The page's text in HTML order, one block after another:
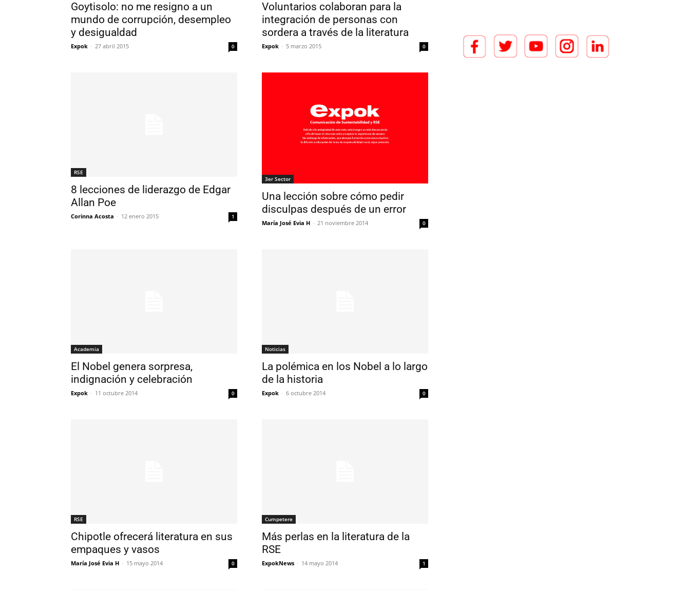
Goytisolo: no me resigno a un
mundo de corrupción, desempleo
y desigualdad
Expok - 27 abril 2015 0
Voluntarios colaboran para la
integración de personas con
sordera a través de la literatura
Expok - 5 marzo 2015 0
RSE
8 lecciones de liderazgo de Edgar
Allan Poe
Corinna Acosta - 12 enero 2015 1
3er Sector
Una lección sobre cómo pedir
disculpas después de un error
María José Evia H - 21 noviembre 2014 0
Academia
El Nobel genera sorpresa,
indignación y celebración
Expok - 11 octubre 2014 0
Noticias
La polémica en los Nobel a lo largo
de la historia
Expok - 6 octubre 2014 0
RSE
Chipotle ofrecerá literatura en sus
empaques y vasos
María José Evia H - 15 mayo 2014 0
Cumpetere
Más perlas en la literatura de la
RSE
ExpokNews - 14 mayo 2014 1